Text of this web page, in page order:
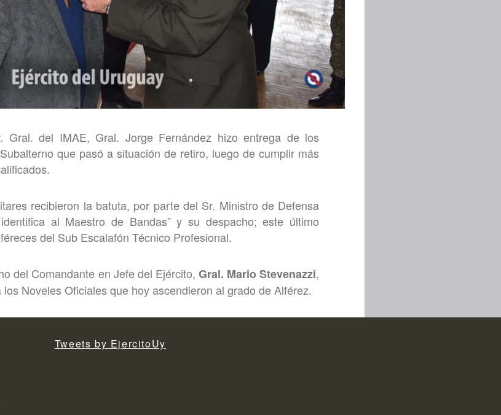
Gral. del IMAE, Gral. Jorge Fernández hizo entrega de los
que pasó a situación de retiro, luego de cumplir más
recibieron la batuta, por parte del Sr. Ministro de Defensa
al Maestro de Bandas” y su despacho; este último
del Sub Escalafón Técnico Profesional.
del Comandante en Jefe del Ejército, Gral. Mario Stevenazzi,
Noveles Oficiales que hoy ascendieron al grado de Alférez.
Tweets by EjercitoUy